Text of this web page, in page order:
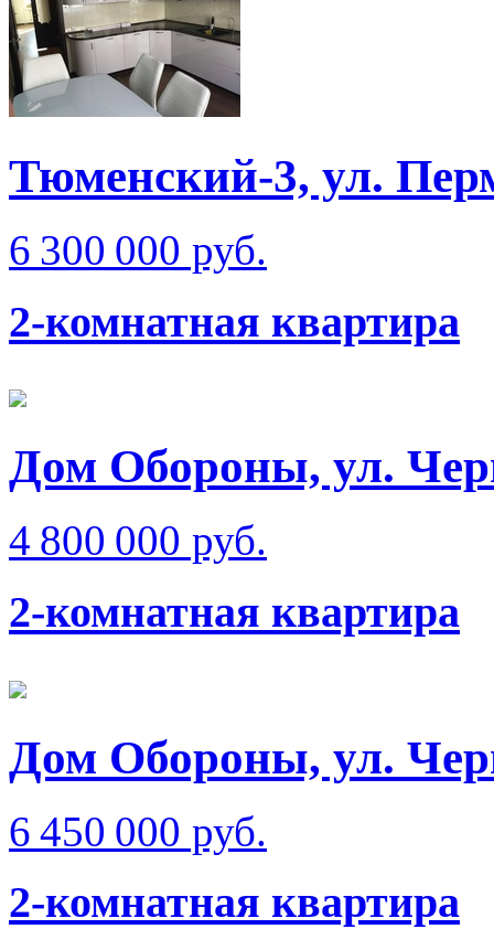
Тюменский-3, ул.
6 300 000 руб.
2-комнатная квартира
Дом Обороны, ул.
4 800 000 руб.
2-комнатная квартира
Дом Обороны, ул.
6 450 000 руб.
2-комнатная квартира